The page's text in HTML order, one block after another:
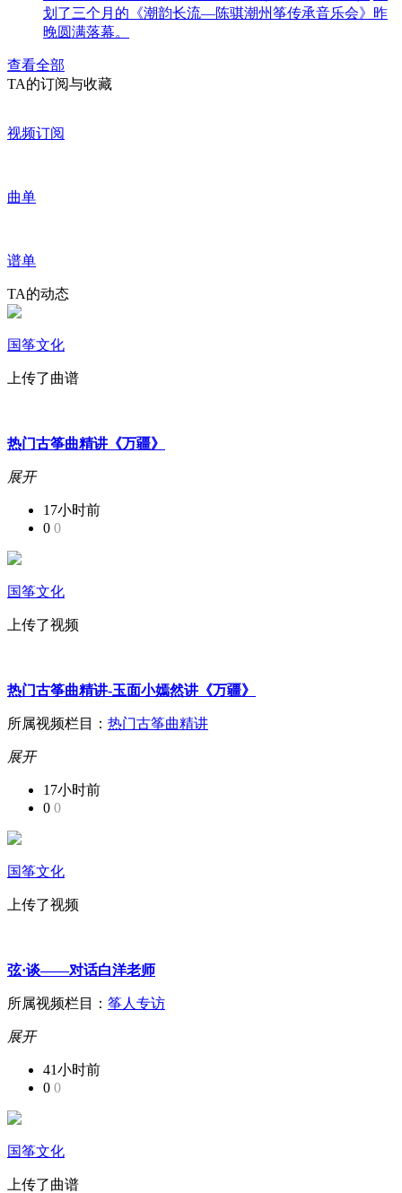
划了三个月的《潮韵长流—陈骐潮州筝传承音乐会》昨
晚圆满落幕。
查看全部
TA的订阅与收藏
视频订阅
曲单
谱单
TA的动态
国筝文化
上传了曲谱
热门古筝曲精讲《万疆》
展开
17小时前
0 0
国筝文化
上传了视频
热门古筝曲精讲-玉面小嫣然讲《万疆》
所属视频栏目： 热门古筝曲精讲
展开
17小时前
0 0
国筝文化
上传了视频
弦·谈——对话白洋老师
所属视频栏目： 筝人专访
展开
41小时前
0 0
国筝文化
上传了曲谱